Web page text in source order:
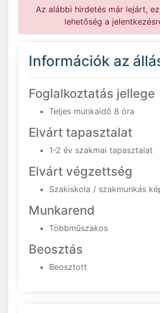
Az alábbi hirdetés már lejárt,
lehetőség a
Információk az
Foglalkoztatás jellege
Teljes munkaidő 8 óra
Elvárt tapasztalat
1-2 év szakmai tapasztalat
Elvárt végzettség
Szakiskola / szakmunkás
Munkarend
Többműszakos
Beosztás
Beosztott